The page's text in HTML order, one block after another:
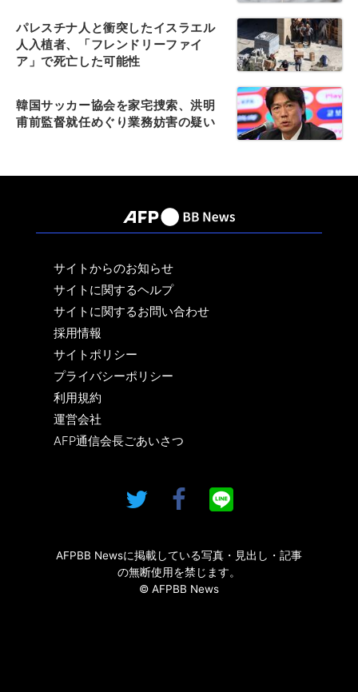
パレスチナ人と衝突したイスラエル
人入植者、「フレンドリーファイ
ア」で死亡した可能性
韓国サッカー協会を家宅捜索、洪明
甫前監督就任めぐり業務妨害の疑い
サイトからのお知らせ
サイトに関するヘルプ
サイトに関するお問い合わせ
採用情報
サイトポリシー
プライバシーポリシー
利用規約
運営会社
AFP通信会長ごあいさつ
AFPBB Newsに掲載している写真・見出し・記事
の無断使用を禁じます。
© AFPBB News